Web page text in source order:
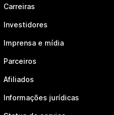
Carreiras
Investidores
Imprensa e mídia
Parceiros
Afiliados
Informações jurídicas